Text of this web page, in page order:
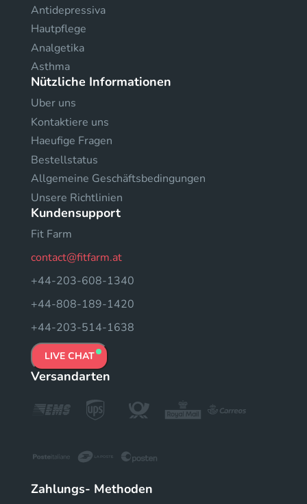
Antidepressiva
Hautpflege
Analgetika
Asthma
Nützliche Informationen
Uber uns
Kontaktiere uns
Haeufige Fragen
Bestellstatus
Allgemeine Geschäftsbedingungen
Unsere Richtlinien
Kundensupport
Fit Farm
contact@fitfarm.at
+44-203-608-1340
+44-808-189-1420
+44-203-514-1638
LIVE CHAT
Versandarten
Zahlungs- Methoden